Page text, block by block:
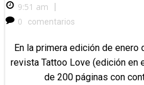
9:51 am
|
0
comentarios
En la primera edición de enero
revista Tattoo Love (edición en
de 200 páginas con